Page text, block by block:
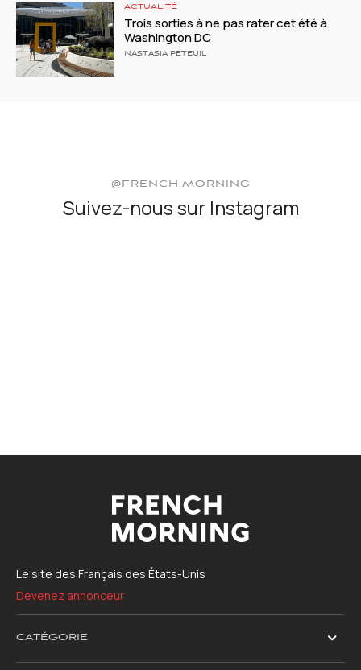
ACTUALITÉ
Trois sorties à ne pas rater cet été à
Washington DC
NASTASIA PETEUIL
@FRENCH.MORNING
Suivez-nous sur Instagram
Le site des Français des États-Unis
Devenez annonceur
CATÉGORIE